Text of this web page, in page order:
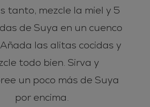
tanto, mezcle la miel y 5
de Suya en un cuenco
las alitas cocidas y
todo bien. Sirva y
un poco más de Suya
por encima.